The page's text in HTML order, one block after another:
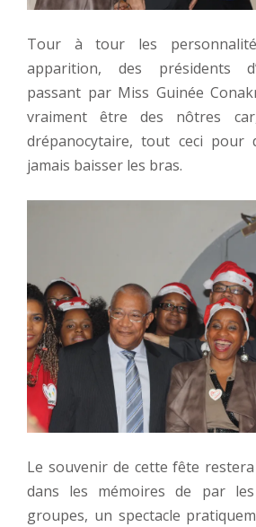
Tour à tour les
apparition, des présidents
passant par Miss Guinée
vraiment être des nôtres
drépanocytaire, tout ceci pour
jamais baisser les bras.
Le souvenir de cette fête
dans les mémoires de par
groupes, un spectacle